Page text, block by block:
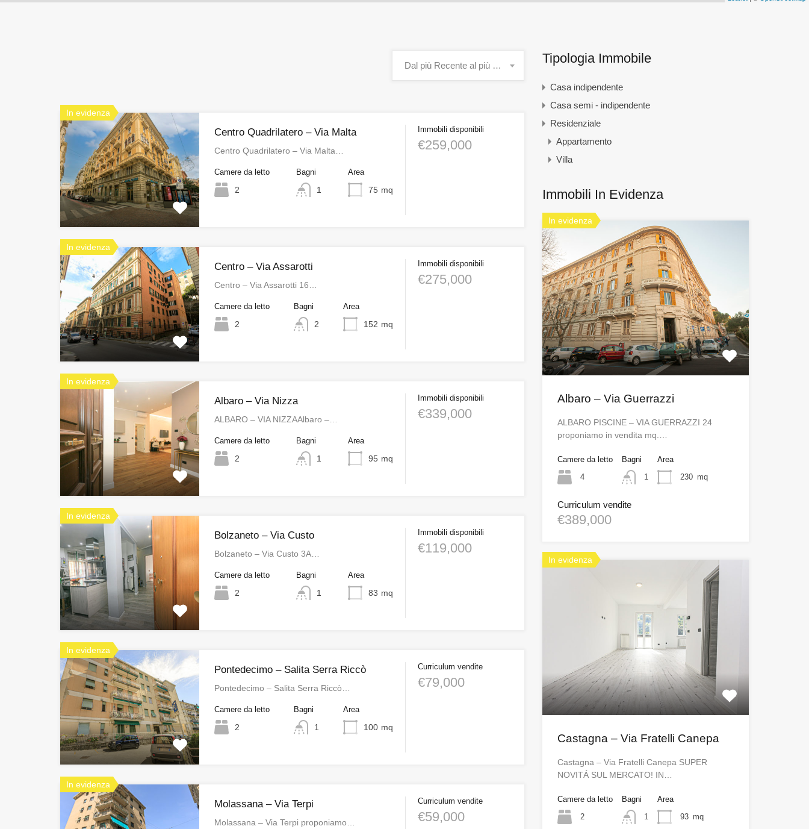
Dal più Recente al più Vecchio
In evidenza
Centro Quadrilatero – Via Malta
Centro Quadrilatero – Via Malta…
Camere da letto
2
Bagni
1
Area
75 mq
Immobili disponibili
€259,000
In evidenza
Centro – Via Assarotti
Centro – Via Assarotti 16…
Camere da letto
2
Bagni
2
Area
152 mq
Immobili disponibili
€275,000
In evidenza
Albaro – Via Nizza
ALBARO – VIA NIZZAAlbaro –…
Camere da letto
2
Bagni
1
Area
95 mq
Immobili disponibili
€339,000
In evidenza
Bolzaneto – Via Custo
Bolzaneto – Via Custo 3A…
Camere da letto
2
Bagni
1
Area
83 mq
Immobili disponibili
€119,000
In evidenza
Pontedecimo – Salita Serra Riccò
Pontedecimo – Salita Serra Riccò…
Camere da letto
2
Bagni
1
Area
100 mq
Curriculum vendite
€79,000
In evidenza
Molassana – Via Terpi
Molassana – Via Terpi proponiamo…
Curriculum vendite
€59,000
Tipologia Immobile
Casa indipendente
Casa semi - indipendente
Residenziale
Appartamento
Villa
Immobili In Evidenza
In evidenza
Albaro – Via Guerrazzi
ALBARO PISCINE – VIA GUERRAZZI 24
proponiamo in vendita mq.…
Camere da letto
4
Bagni
1
Area
230 mq
Curriculum vendite
€389,000
In evidenza
Castagna – Via Fratelli Canepa
Castagna – Via Fratelli Canepa SUPER
NOVITÁ SUL MERCATO! IN…
Camere da letto
2
Bagni
1
Area
93 mq